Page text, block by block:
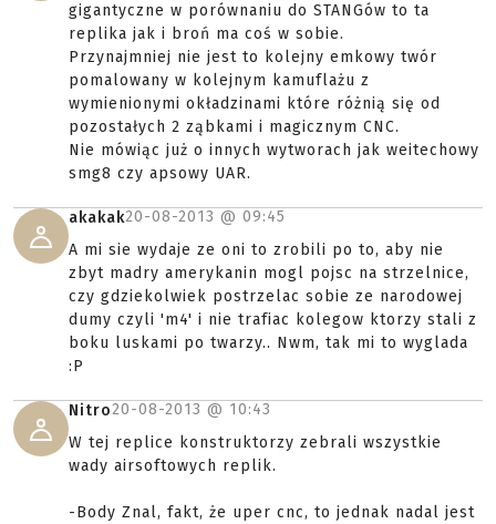
gigantyczne w porównaniu do STANGów to ta
replika jak i broń ma coś w sobie.
Przynajmniej nie jest to kolejny emkowy twór
pomalowany w kolejnym kamuflażu z
wymienionymi okładzinami które różnią się od
pozostałych 2 ząbkami i magicznym CNC.
Nie mówiąc już o innych wytworach jak weitechowy
smg8 czy apsowy UAR.
akakak20-08-2013 @ 09:45
A mi sie wydaje ze oni to zrobili po to, aby nie
zbyt madry amerykanin mogl pojsc na strzelnice,
czy gdziekolwiek postrzelac sobie ze narodowej
dumy czyli 'm4' i nie trafiac kolegow ktorzy stali z
boku luskami po twarzy.. Nwm, tak mi to wyglada
:P
Nitro20-08-2013 @ 10:43
W tej replice konstruktorzy zebrali wszystkie
wady airsoftowych replik.
-Body Znal, fakt, że uper cnc, to jednak nadal jest